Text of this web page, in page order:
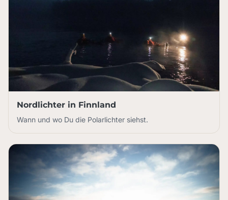
Nordlichter in Finnland
Wann und wo Du die Polarlichter siehst.